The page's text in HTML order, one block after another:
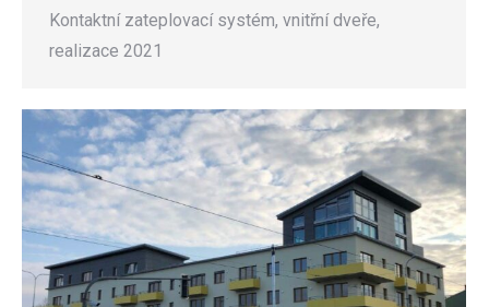
Kontaktní zateplovací systém, vnitřní dveře,
realizace 2021